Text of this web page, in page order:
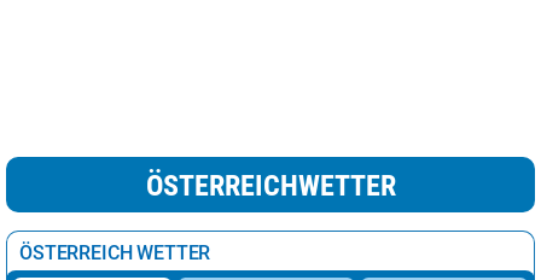
ÖSTERREICHWETTER
ÖSTERREICH WETTER